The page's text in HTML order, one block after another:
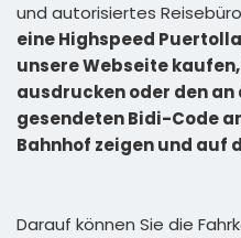
und autorisiertes
eine Highspeed
unsere Webseite
ausdrucken oder den
gesendeten Bidi-Code
Bahnhof zeigen und auf
Darauf können Sie die